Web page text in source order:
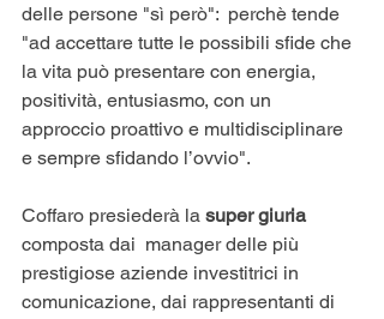
delle persone "sì però":  perchè tende
"ad accettare tutte le possibili sfide che
la vita può presentare con energia,
positività, entusiasmo, con un
approccio proattivo e multidisciplinare
e sempre sfidando l’ovvio".
Coffaro presiederà la super giuria
composta dai  manager delle più
prestigiose aziende investitrici in
comunicazione, dai rappresentanti di